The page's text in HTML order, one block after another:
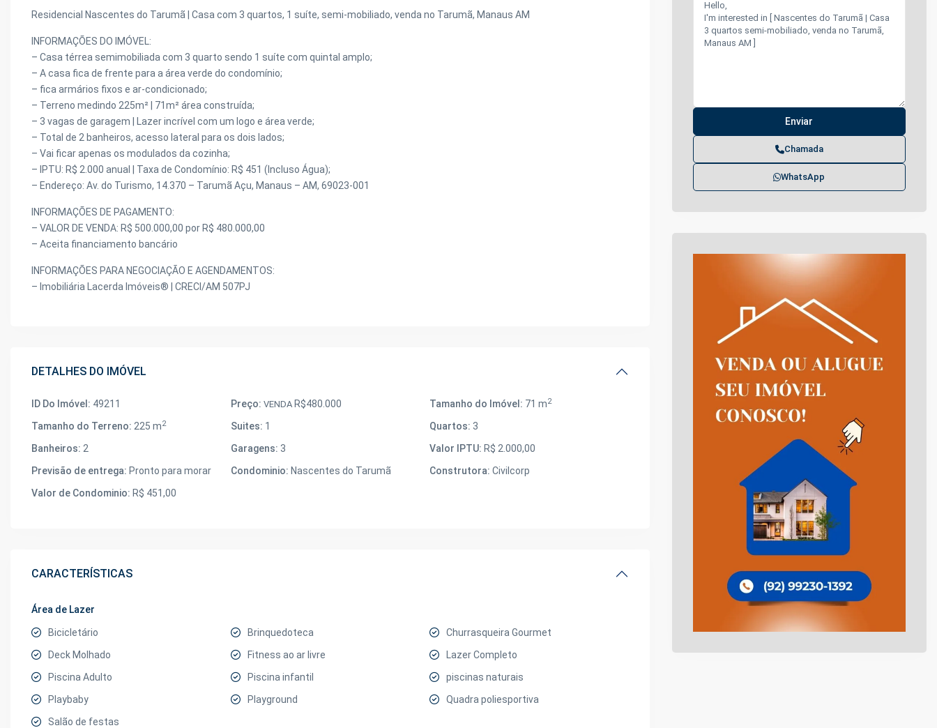
Residencial Nascentes do Tarumã | Casa com 3 quartos, 1 suíte, semi-mobiliado, venda no Tarumã, Manaus AM
INFORMAÇÕES DO IMÓVEL:
– Casa térrea semimobiliada com 3 quarto sendo 1 suíte com quintal amplo;
– A casa fica de frente para a área verde do condomínio;
– fica armários fixos e ar-condicionado;
– Terreno medindo 225m² | 71m² área construída;
– 3 vagas de garagem | Lazer incrível com um logo e área verde;
– Total de 2 banheiros, acesso lateral para os dois lados;
– Vai ficar apenas os modulados da cozinha;
– IPTU: R$ 2.000 anual | Taxa de Condomínio: R$ 451 (Incluso Água);
– Endereço: Av. do Turismo, 14.370 – Tarumã Açu, Manaus – AM, 69023-001
INFORMAÇÕES DE PAGAMENTO:
– VALOR DE VENDA: R$ 500.000,00 por R$ 480.000,00
– Aceita financiamento bancário
INFORMAÇÕES PARA NEGOCIAÇÃO E AGENDAMENTOS:
– Imobiliária Lacerda Imóveis® | CRECI/AM 507PJ
DETALHES DO IMÓVEL
ID Do Imóvel: 49211 Preço: VENDAR$480.000 Tamanho do Imóvel: 71 m2
Tamanho do Terreno: 225 m2 Suites: 1 Quartos: 3
Banheiros: 2 Garagens: 3 Valor IPTU: R$ 2.000,00
Previsão de entrega: Pronto para morar Condominio: Nascentes do Tarumã Construtora: Civilcorp
Valor de Condominio: R$ 451,00
CARACTERÍSTICAS
Área de Lazer
Bicicletário Brinquedoteca
Churrasqueira Gourmet
Deck Molhado
Fitness ao ar livre
Lazer Completo
Piscina Adulto
Piscina infantil
piscinas naturais
Playbaby
Playground
Quadra poliesportiva
Salão de festas
Chamada
WhatsApp